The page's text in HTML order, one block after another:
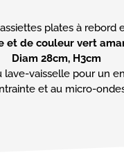
et de couleur vert
Diam 28cm, H3cm
lave-vaisselle pour un
et au micro-